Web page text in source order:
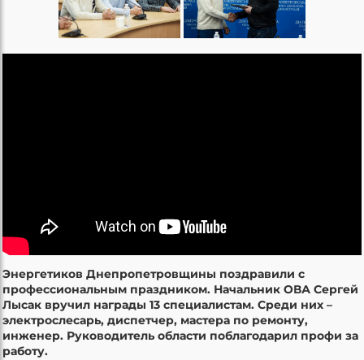
Энергетиков Днепропетровщины поздравили с
профессиональным праздником. Начальник ОВА Сергей
Лысак вручил награды 13 специалистам. Среди них –
электрослесарь, диспетчер, мастера по ремонту,
инженер. Руководитель области поблагодарил профи за
работу.